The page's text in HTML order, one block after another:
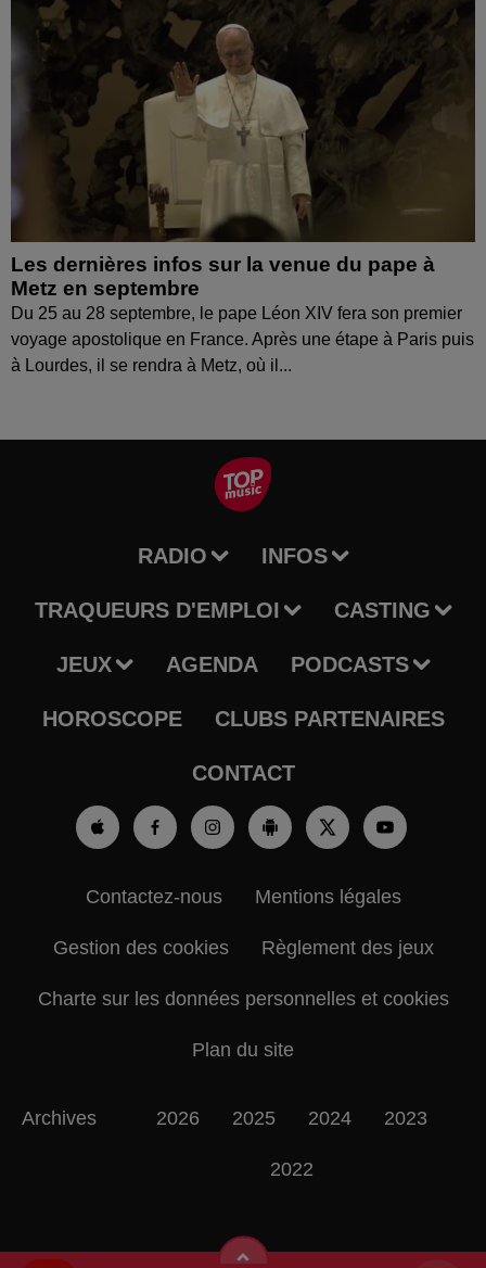
Les dernières infos sur la venue du pape à
Metz en septembre
Du 25 au 28 septembre, le pape Léon XIV fera son premier
voyage apostolique en France. Après une étape à Paris puis
à Lourdes, il se rendra à Metz, où il...
RADIO INFOS
TRAQUEURS D'EMPLOI CASTING
JEUX AGENDA PODCASTS
HOROSCOPE CLUBS PARTENAIRES
CONTACT
Contactez-nous Mentions légales
Gestion des cookies Règlement des jeux
Charte sur les données personnelles et cookies
Plan du site
Archives 2026 2025 2024 2023
2022